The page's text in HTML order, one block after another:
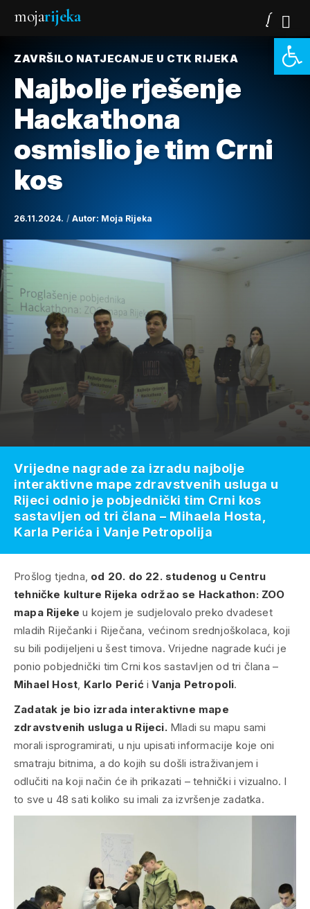
mojarijeka
ZAVRŠILO NATJECANJE U CTK RIJEKA
Najbolje rješenje
Hackathona
osmislio je tim Crni
kos
26.11.2024. Autor: Moja Rijeka
Prošlog tjedna, od 20. do 22. studenog u Centru
tehničke kulture Rijeka održao se Hackathon: ZOO
mapa Rijeke u kojem je sudjelovalo preko dvadeset
mladih Riječanki i Riječana, većinom srednjoškolaca, koji
su bili podijeljeni u šest timova. Vrijedne nagrade kući je
ponio pobjednički tim Crni kos sastavljen od tri člana –
Mihael Host Karlo PerićiVanja Petropoli.
Zadatak je bio izrada interaktivne mape
zdravstvenih usluga u Rijeci.Mladi su mapu sami
morali isprogramirati, u nju upisati informacije koje oni
smatraju bitnima, a do kojih su došli istraživanjem i
odlučiti na koji način će ih prikazati – tehnički i vizualno. I
to sve u 48 sati koliko su imali za izvršenje zadatka.
Vrijedne nagrade za izradu najbolje
interaktivne mape zdravstvenih usluga u
Rijeci odnio je pobjednički tim Crni kos
sastavljen od tri člana – Mihaela Hosta,
Karla Perića i Vanje Petropolija